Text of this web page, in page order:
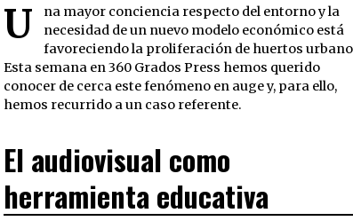
U
na mayor conciencia respecto del entorno y la
necesidad de un nuevo modelo económico está
favoreciendo la proliferación de huertos
Esta semana en 360 Grados Press hemos querido
conocer de cerca este fenómeno en auge y, para ello,
hemos recurrido a un caso referente.
El audiovisual como
herramienta educativa